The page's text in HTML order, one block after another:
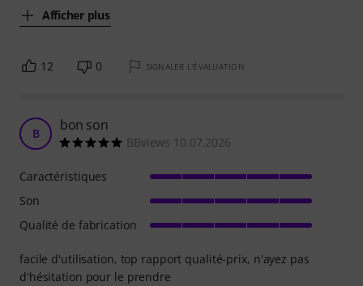
Afficher plus
12 0 SIGNALER L'ÉVALUATION
B bon son
BBviews 10.07.2026
facile d'utilisation, top rapport qualité-prix, n'ayez pas
d'hésitation pour le prendre
Caractéristiques
Son
Qualité de fabrication